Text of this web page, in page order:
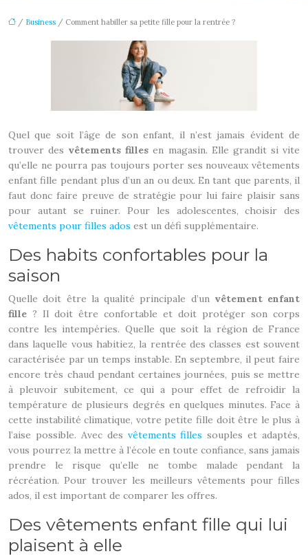
/ Business / Comment habiller sa petite fille pour la rentrée ?
Quel que soit l’âge de son enfant, il n’est jamais évident de
trouver des vêtements filles en magasin. Elle grandit si vite
qu’elle ne pourra pas toujours porter ses nouveaux vêtements
enfant fille pendant plus d’un an ou deux. En tant que parents, il
faut donc faire preuve de stratégie pour lui faire plaisir sans
pour autant se ruiner. Pour les adolescentes, choisir des
vêtements pour filles ados est un défi supplémentaire.
Des habits confortables pour la
saison
Quelle doit être la qualité principale d’un vêtement enfant
fille ? Il doit être confortable et doit protéger son corps
contre les intempéries. Quelle que soit la région de France
dans laquelle vous habitiez, la rentrée des classes est souvent
caractérisée par un temps instable. En septembre, il peut faire
encore très chaud pendant certaines journées, puis se mettre
à pleuvoir subitement, ce qui a pour effet de refroidir la
température de plusieurs degrés en quelques minutes. Face à
cette instabilité climatique, votre petite fille doit être le plus à
l’aise possible. Avec des vêtements filles souples et adaptés,
vous pourrez la mettre à l’école en toute confiance, sans jamais
prendre le risque qu’elle ne tombe malade pendant la
récréation. Pour trouver les meilleurs vêtements pour filles
ados, il est important de comparer les offres.
Des vêtements enfant fille qui lui
plaisent à elle